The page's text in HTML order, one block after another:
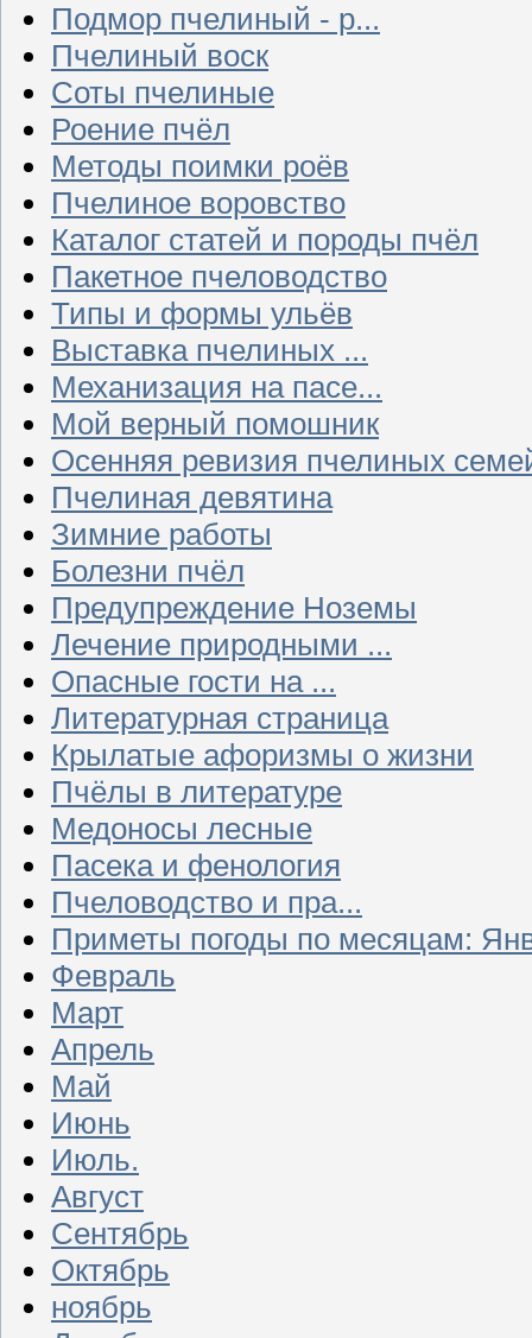
Подмор пчелиный - р...
Пчелиный воск
Соты пчелиные
Роение пчёл
Методы поимки роёв
Пчелиное воровство
Каталог статей и породы пчёл
Пакетное пчеловодство
Типы и формы ульёв
Выставка пчелиных ...
Механизация на пасе...
Мой верный помошник
Осенняя ревизия пчелиных
Пчелиная девятина
Зимние работы
Болезни пчёл
Предупреждение Ноземы
Лечение природными ...
Опасные гости на ...
Литературная страница
Крылатые афоризмы о жизни
Пчёлы в литературе
Медоносы лесные
Пасека и фенология
Пчеловодство и пра...
Приметы погоды по месяцам:
Февраль
Март
Апрель
Май
Июнь
Июль.
Август
Сентябрь
Октябрь
ноябрь